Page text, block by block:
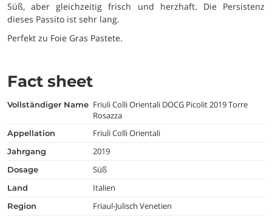
Süß, aber gleichzeitig frisch und herzhaft. Die Persistenz
dieses Passito ist sehr lang.
Perfekt zu Foie Gras Pastete.
Fact sheet
vollständiger Name Friuli Colli Orientali DOCG Picolit 2019 Torre
Rosazza
appellation Friuli Colli Orientali
jahrgang 2019
dosage Süß
land Italien
region Friaul-Julisch Venetien